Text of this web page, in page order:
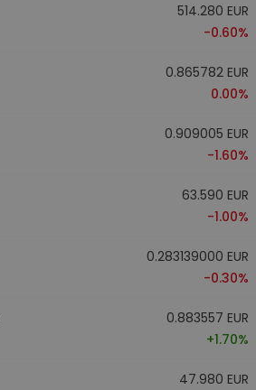
514.280 EUR
-0.60%
0.865782 EUR
0.00%
0.909005 EUR
-1.60%
63.590 EUR
-1.00%
0.283139000 EUR
-0.30%
0.883557 EUR
+1.70%
47.980 EUR